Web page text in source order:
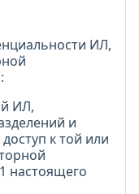
ИЛ,
ИЛ,
и
к той или
настоящего